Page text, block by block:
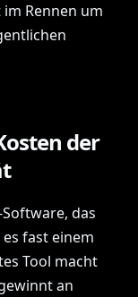
Rennen um
der
das
fast einem
Tool macht
an